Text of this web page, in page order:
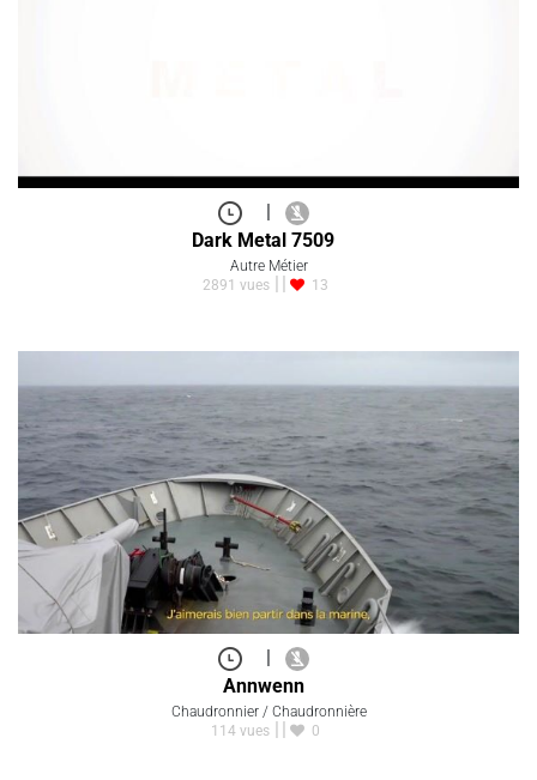
Dark Metal 7509
Autre Métier
2891 vues
13
|
Annwenn
Chaudronnier / Chaudronnière
114 vues
0